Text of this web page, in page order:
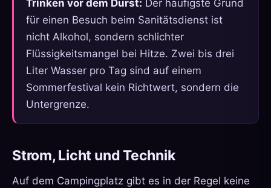
Trinken vor dem Durst: Der häufigste Grund
für einen Besuch beim Sanitätsdienst ist
nicht Alkohol, sondern schlichter
Flüssigkeitsmangel bei Hitze. Zwei bis drei
Liter Wasser pro Tag sind auf einem
Sommerfestival kein Richtwert, sondern die
Untergrenze.
Strom, Licht und Technik
Auf dem Campingplatz gibt es in der Regel keine